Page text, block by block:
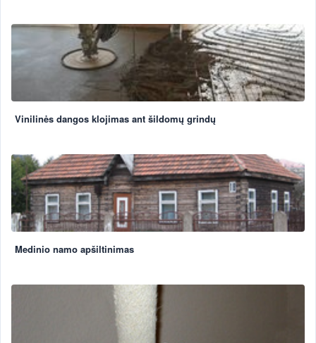
Vinilinės dangos klojimas ant šildomų grindų
Medinio namo apšiltinimas